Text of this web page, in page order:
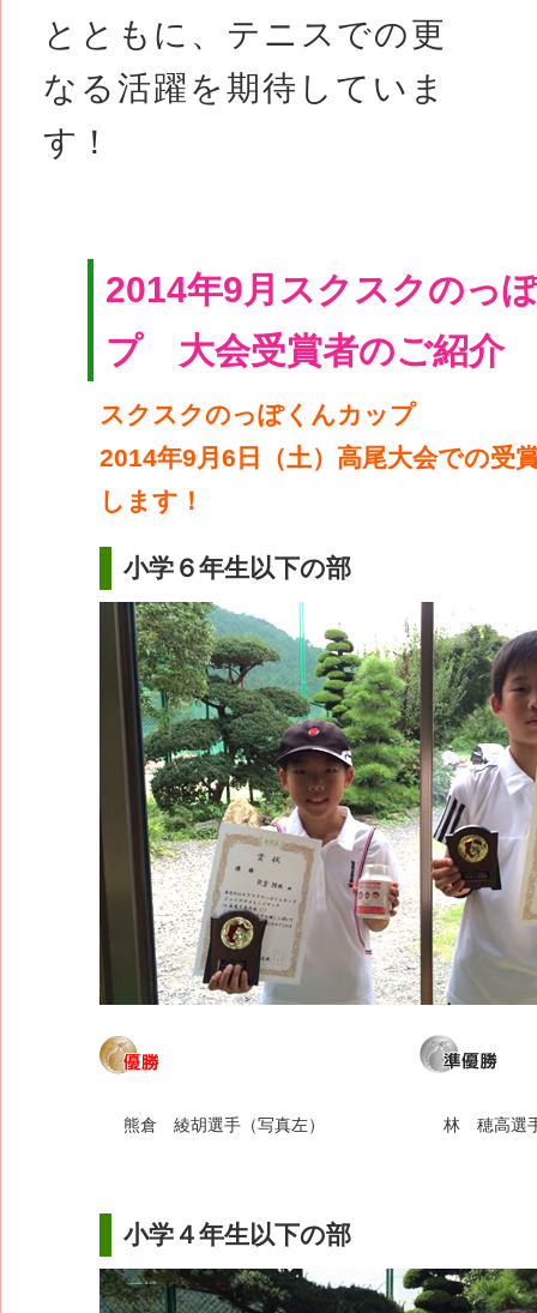
とともに、テニスでの更
なる活躍を期待していま
す！
2014年9月スクスクのっ
プ 大会受賞者のご紹介
スクスクのっぽくんカップ
2014年9月6日（土）高尾大会での受
します！
小学６年生以下の部
熊倉 綾胡選手（写真左） 林 穂高選
小学４年生以下の部